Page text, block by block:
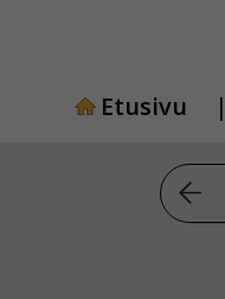
Etusivu